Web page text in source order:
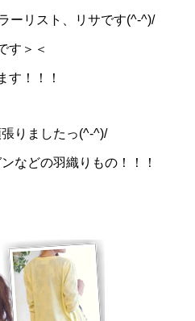
ーリスト、リサです(^-^)/
す＞＜
す！！！
りましたっ(^-^)/
などの羽織りもの！！！